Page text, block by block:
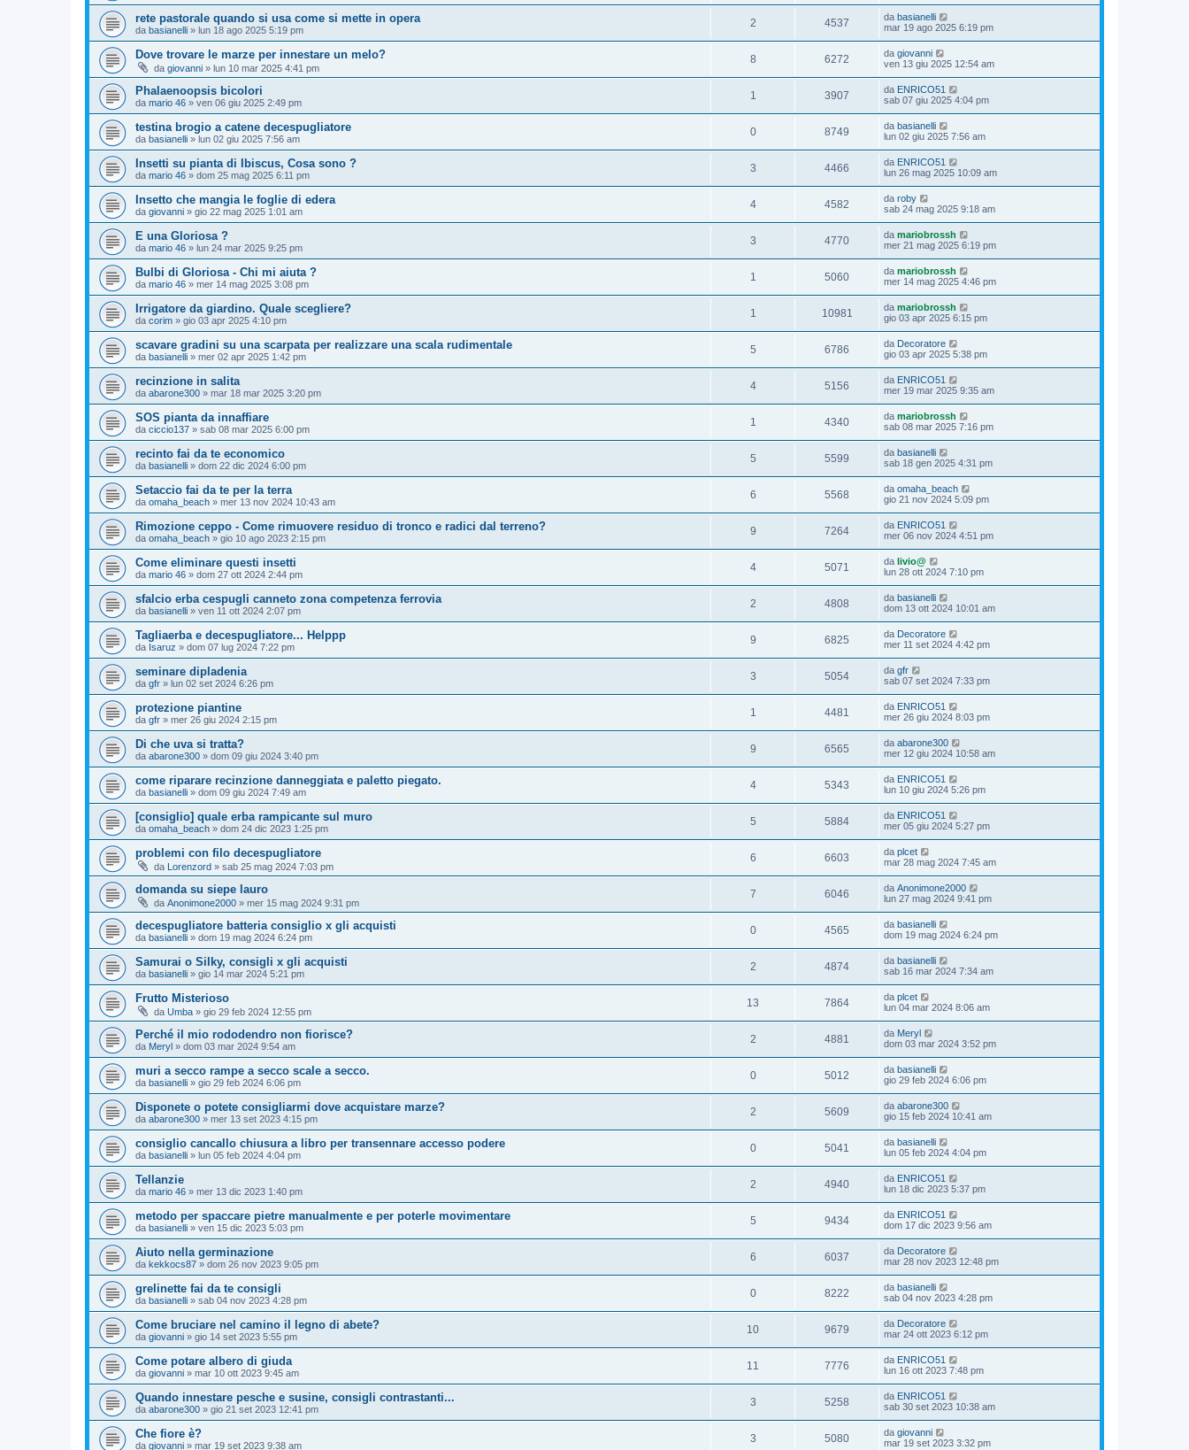
rete pastorale quando si usa come si mette in opera
da basianelli » lun 18 ago 2025 5:19 pm
2 4537 da basianelli
mar 19 ago 2025 6:19 pm
Dove trovare le marze per innestare un melo?
da giovanni » lun 10 mar 2025 4:41 pm
8 6272 da giovanni
ven 13 giu 2025 12:54 am
Phalaenoopsis bicolori
da mario 46 » ven 06 giu 2025 2:49 pm
1 3907 da ENRICO51
sab 07 giu 2025 4:04 pm
testina brogio a catene decespugliatore
da basianelli » lun 02 giu 2025 7:56 am
0 8749 da basianelli
lun 02 giu 2025 7:56 am
Insetti su pianta di Ibiscus, Cosa sono ?
da mario 46 » dom 25 mag 2025 6:11 pm
3 4466 da ENRICO51
lun 26 mag 2025 10:09 am
Insetto che mangia le foglie di edera
da giovanni » gio 22 mag 2025 1:01 am
4 4582 da roby
sab 24 mag 2025 9:18 am
E una Gloriosa ?
da mario 46 » lun 24 mar 2025 9:25 pm
3 4770 da mariobrossh
mer 21 mag 2025 6:19 pm
Bulbi di Gloriosa - Chi mi aiuta ?
da mario 46 » mer 14 mag 2025 3:08 pm
1 5060 da mariobrossh
mer 14 mag 2025 4:46 pm
Irrigatore da giardino. Quale scegliere?
da corim » gio 03 apr 2025 4:10 pm
1 10981 da mariobrossh
gio 03 apr 2025 6:15 pm
scavare gradini su una scarpata per realizzare una scala rudimentale
da basianelli » mer 02 apr 2025 1:42 pm
5 6786 da Decoratore
gio 03 apr 2025 5:38 pm
recinzione in salita
da abarone300 » mar 18 mar 2025 3:20 pm
4 5156 da ENRICO51
mer 19 mar 2025 9:35 am
SOS pianta da innaffiare
da ciccio137 » sab 08 mar 2025 6:00 pm
1 4340 da mariobrossh
sab 08 mar 2025 7:16 pm
recinto fai da te economico
da basianelli » dom 22 dic 2024 6:00 pm
5 5599 da basianelli
sab 18 gen 2025 4:31 pm
Setaccio fai da te per la terra
da omaha_beach » mer 13 nov 2024 10:43 am
6 5568 da omaha_beach
gio 21 nov 2024 5:09 pm
Rimozione ceppo - Come rimuovere residuo di tronco e radici dal terreno?
da omaha_beach » gio 10 ago 2023 2:15 pm
9 7264 da ENRICO51
mer 06 nov 2024 4:51 pm
Come eliminare questi insetti
da mario 46 » dom 27 ott 2024 2:44 pm
4 5071 da livio@
lun 28 ott 2024 7:10 pm
sfalcio erba cespugli canneto zona competenza ferrovia
da basianelli » ven 11 ott 2024 2:07 pm
2 4808 da basianelli
dom 13 ott 2024 10:01 am
Tagliaerba e decespugliatore... Helppp
da Isaruz » dom 07 lug 2024 7:22 pm
9 6825 da Decoratore
mer 11 set 2024 4:42 pm
seminare dipladenia
da gfr » lun 02 set 2024 6:26 pm
3 5054 da gfr
sab 07 set 2024 7:33 pm
protezione piantine
da gfr » mer 26 giu 2024 2:15 pm
1 4481 da ENRICO51
mer 26 giu 2024 8:03 pm
Di che uva si tratta?
da abarone300 » dom 09 giu 2024 3:40 pm
9 6565 da abarone300
mer 12 giu 2024 10:58 am
come riparare recinzione danneggiata e paletto piegato.
da basianelli » dom 09 giu 2024 7:49 am
4 5343 da ENRICO51
lun 10 giu 2024 5:26 pm
[consiglio] quale erba rampicante sul muro
da omaha_beach » dom 24 dic 2023 1:25 pm
5 5884 da ENRICO51
mer 05 giu 2024 5:27 pm
problemi con filo decespugliatore
da Lorenzord » sab 25 mag 2024 7:03 pm
6 6603 da plcet
mar 28 mag 2024 7:45 am
domanda su siepe lauro
da Anonimone2000 » mer 15 mag 2024 9:31 pm
7 6046 da Anonimone2000
lun 27 mag 2024 9:41 pm
decespugliatore batteria consiglio x gli acquisti
da basianelli » dom 19 mag 2024 6:24 pm
0 4565 da basianelli
dom 19 mag 2024 6:24 pm
Samurai o Silky, consigli x gli acquisti
da basianelli » gio 14 mar 2024 5:21 pm
2 4874 da basianelli
sab 16 mar 2024 7:34 am
Frutto Misterioso
da Umba » gio 29 feb 2024 12:55 pm
13 7864 da plcet
lun 04 mar 2024 8:06 am
Perché il mio rododendro non fiorisce?
da Meryl » dom 03 mar 2024 9:54 am
2 4881 da Meryl
dom 03 mar 2024 3:52 pm
muri a secco rampe a secco scale a secco.
da basianelli » gio 29 feb 2024 6:06 pm
0 5012 da basianelli
gio 29 feb 2024 6:06 pm
Disponete o potete consigliarmi dove acquistare marze?
da abarone300 » mer 13 set 2023 4:15 pm
2 5609 da abarone300
gio 15 feb 2024 10:41 am
consiglio cancallo chiusura a libro per transennare accesso podere
da basianelli » lun 05 feb 2024 4:04 pm
0 5041 da basianelli
lun 05 feb 2024 4:04 pm
Tellanzie
da mario 46 » mer 13 dic 2023 1:40 pm
2 4940 da ENRICO51
lun 18 dic 2023 5:37 pm
metodo per spaccare pietre manualmente e per poterle movimentare
da basianelli » ven 15 dic 2023 5:03 pm
5 9434 da ENRICO51
dom 17 dic 2023 9:56 am
Aiuto nella germinazione
da kekkocs87 » dom 26 nov 2023 9:05 pm
6 6037 da Decoratore
mar 28 nov 2023 12:48 pm
grelinette fai da te consigli
da basianelli » sab 04 nov 2023 4:28 pm
0 8222 da basianelli
sab 04 nov 2023 4:28 pm
Come bruciare nel camino il legno di abete?
da giovanni » gio 14 set 2023 5:55 pm
10 9679 da Decoratore
mar 24 ott 2023 6:12 pm
Come potare albero di giuda
da giovanni » mar 10 ott 2023 9:45 am
11 7776 da ENRICO51
lun 16 ott 2023 7:48 pm
Quando innestare pesche e susine, consigli contrastanti...
da abarone300 » gio 21 set 2023 12:41 pm
3 5258 da ENRICO51
sab 30 set 2023 10:38 am
Che fiore è?
da giovanni » mar 19 set 2023 9:38 am
3 5080 da giovanni
mar 19 set 2023 3:32 pm